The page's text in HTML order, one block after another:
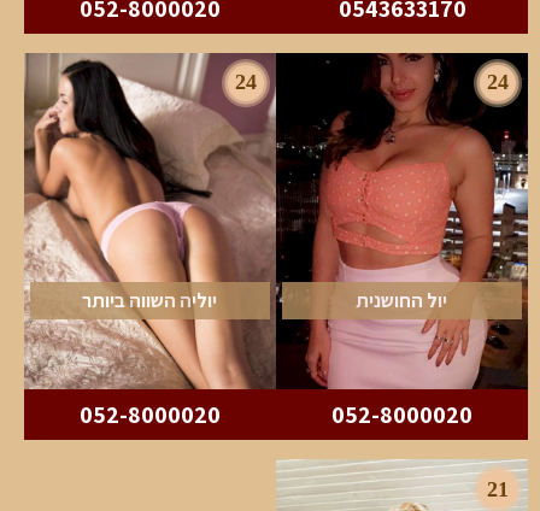
0543633170
052-8000020
24
יול החושנית
052-8000020
24
יוליה השווה ביותר
052-8000020
21